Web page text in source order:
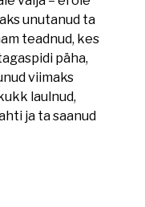
unutanud ta
teadnud, kes
päha,
viimaks
laulnud,
ja ta saanud